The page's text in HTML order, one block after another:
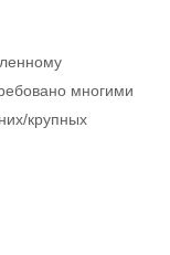
многими
крупных